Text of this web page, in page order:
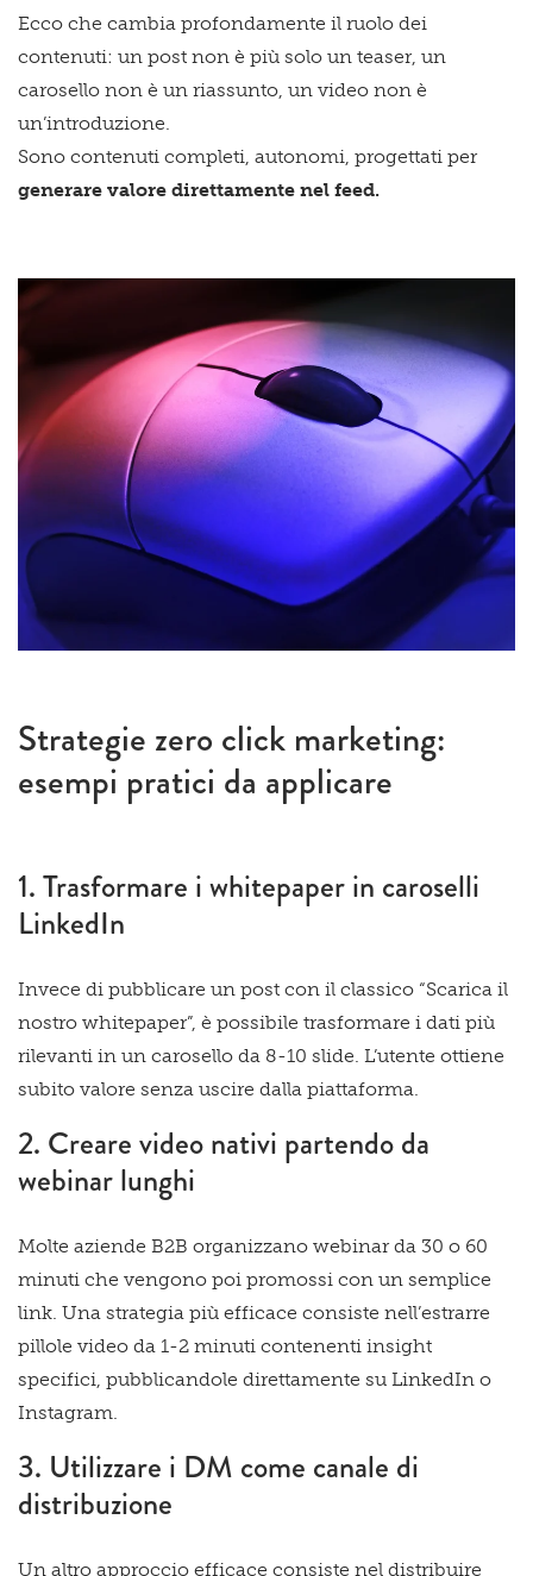
Ecco che cambia profondamente il ruolo dei
contenuti: un post non è più solo un teaser, un
carosello non è un riassunto, un video non è
un’introduzione.
Sono contenuti completi, autonomi, progettati per
generare valore direttamente nel feed.
Strategie zero click marketing:
esempi pratici da applicare
1. Trasformare i whitepaper in caroselli
LinkedIn
Invece di pubblicare un post con il classico “Scarica il
nostro whitepaper”, è possibile trasformare i dati più
rilevanti in un carosello da 8-10 slide. L’utente ottiene
subito valore senza uscire dalla piattaforma.
2. Creare video nativi partendo da
webinar lunghi
Molte aziende B2B organizzano webinar da 30 o 60
minuti che vengono poi promossi con un semplice
link. Una strategia più efficace consiste nell’estrarre
pillole video da 1-2 minuti contenenti insight
specifici, pubblicandole direttamente su LinkedIn o
Instagram.
3. Utilizzare i DM come canale di
distribuzione
Un altro approccio efficace consiste nel distribuire